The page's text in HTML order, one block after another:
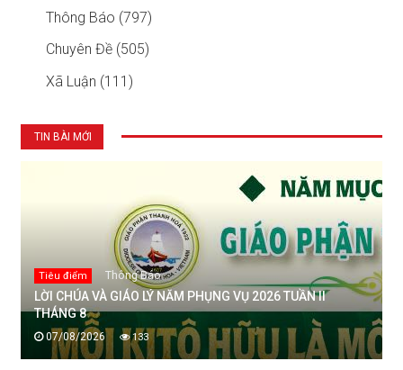
Thông Báo (797)
Chuyên Đề (505)
Xã Luận (111)
TIN BÀI MỚI
Tiêu điểm Thông Báo
LỜI CHÚA VÀ GIÁO LÝ NĂM PHỤNG VỤ 2026 TUẦN II
THÁNG 8
07/08/2026 133